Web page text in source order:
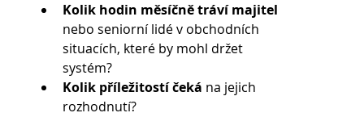
Kolik hodin měsíčně tráví majitel
nebo seniorní lidé v obchodních
situacích, které by mohl držet
systém?
Kolik příležitostí čeká na jejich
rozhodnutí?